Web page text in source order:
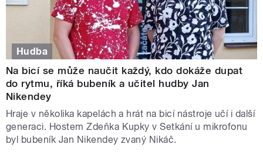
Hudba
Na bicí se může naučit každý, kdo dokáže dupat
do rytmu, říká bubeník a učitel hudby Jan
Nikendey
Hraje v několika kapelách a hrát na bicí nástroje učí i další
generaci. Hostem Zdeňka Kupky v Setkání u mikrofonu
byl bubeník Jan Nikendey zvaný Nikáč.